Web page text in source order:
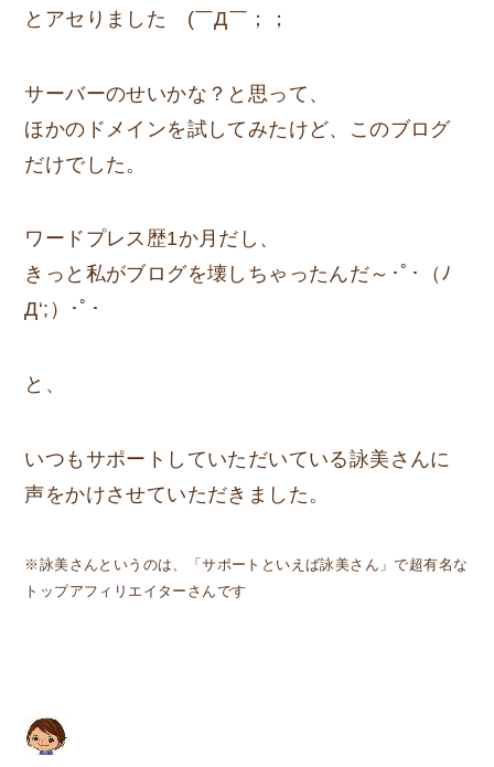
とアセりました (￣Д￣；；
サーバーのせいかな？と思って、
ほかのドメインを試してみたけど、このブログ
だけでした。
ワードプレス歴1か月だし、
きっと私がブログを壊しちゃったんだ～･ﾟ･（ﾉ
Д‘;）･ﾟ･
と、
いつもサポートしていただいている詠美さんに
声をかけさせていただきました。
※詠美さんというのは、「サポートといえば詠美さん」で超有名な
トップアフィリエイターさんです